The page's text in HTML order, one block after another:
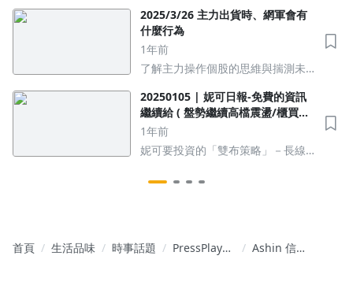
都贏
2025/3/26 主力出貨時、網軍會有
什麼行為
1年前
了解主力操作個股的思維與揣測未
20250105 | 妮可日報-免費的資訊
繼續給 ( 盤勢繼續高檔震盪/櫃買年
線尚未站上 )
1年前
妮可要投資的「雙布策略」－長線
首頁 生活品味 時事話題
PressPlay
Ashin 信專